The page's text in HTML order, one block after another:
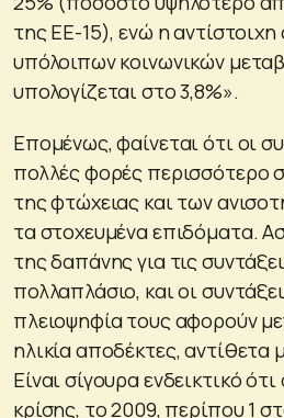
της ΕΕ-15), ενώ η
υπόλοιπων κοινωνικών
υπολογίζεται στο 3,8%».
Επομένως, φαίνεται ότι οι
πολλές φορές περισσότερο
της φτώχειας και των
τα στοχευμένα επιδόματα.
της δαπάνης για τις
πολλαπλάσιο, και οι
πλειοψηφία τους αφορούν
ηλικία αποδέκτες, αντίθετα
Είναι σίγουρα ενδεικτικό
κρίσης, το 2009, περίπου 1